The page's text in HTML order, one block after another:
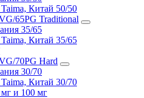
Китай 50/50
65PG Traditional
35/65
Китай 35/65
70PG Hard
30/70
Китай 30/70
и 100 мг